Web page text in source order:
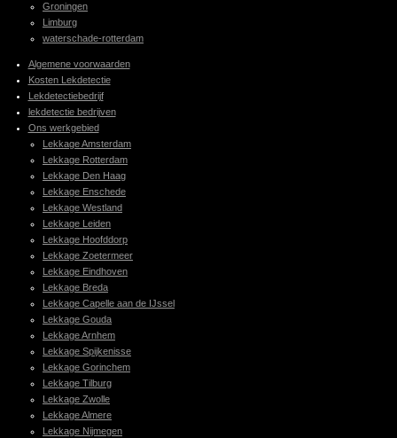
Groningen
Limburg
waterschade-rotterdam
Algemene voorwaarden
Kosten Lekdetectie
Lekdetectiebedrijf
lekdetectie bedrijven
Ons werkgebied
Lekkage Amsterdam
Lekkage Rotterdam
Lekkage Den Haag
Lekkage Enschede
Lekkage Westland
Lekkage Leiden
Lekkage Hoofddorp
Lekkage Zoetermeer
Lekkage Eindhoven
Lekkage Breda
Lekkage Capelle aan de IJssel
Lekkage Gouda
Lekkage Arnhem
Lekkage Spijkenisse
Lekkage Gorinchem
Lekkage Tilburg
Lekkage Zwolle
Lekkage Almere
Lekkage Nijmegen